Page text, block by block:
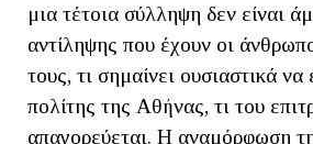
μια τέτοια σύλληψη δεν είναι
αντίληψης που έχουν οι
τους, τι σημαίνει ουσιαστικά να
πολίτης της Αθήνας, τι του
απαγορεύεται. Η αναμόρφωση